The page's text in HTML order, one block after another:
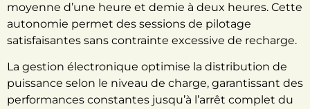
moyenne d’une heure et demie à deux heures. Cette
autonomie permet des sessions de pilotage
satisfaisantes sans contrainte excessive de recharge.
La gestion électronique optimise la distribution de
puissance selon le niveau de charge, garantissant des
performances constantes jusqu’à l’arrêt complet du